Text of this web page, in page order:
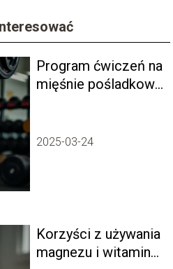
Program ćwiczeń na
mięśnie pośladkowe
2025-03-24
Korzyści z używania
magnezu i witaminy